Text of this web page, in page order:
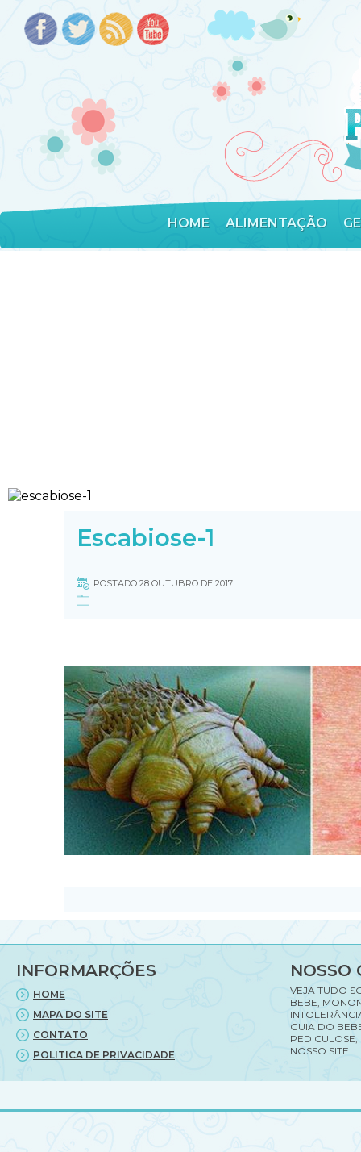
HOME ALIMENTAÇÃO
Escabiose-1
POSTADO 28 OUTUBRO DE 2017
INFORMARÇÕES
HOME
MAPA DO SITE
CONTATO
POLITICA DE PRIVACIDADE
NOSSO
VEJA TUDO
BEBE,
GUIA DO
PEDICULOSE,
NOSSO SITE.